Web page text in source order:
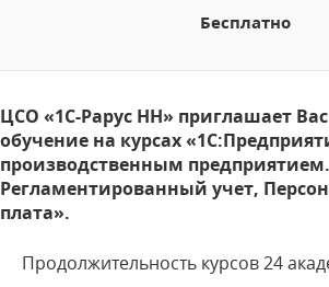
Бесплатно
ЦСО «1С-Рарус НН» приглашает
обучение на курсах
производственным
Регламентированный учет,
плата».
Продолжительность курсов 24